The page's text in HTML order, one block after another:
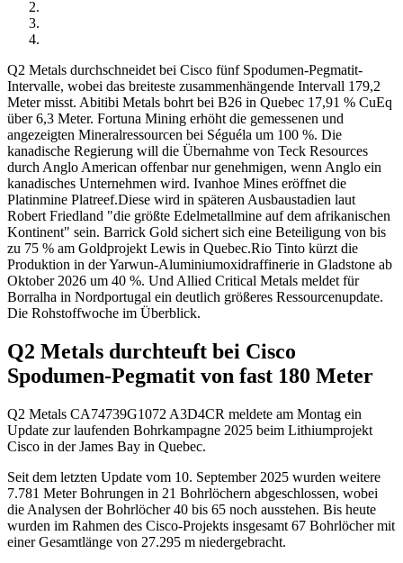
Q2 Metals durchschneidet bei Cisco fünf Spodumen-Pegmatit-
Intervalle, wobei das breiteste zusammenhängende Intervall 179,2
Meter misst. Abitibi Metals bohrt bei B26 in Quebec 17,91 % CuEq
über 6,3 Meter. Fortuna Mining erhöht die gemessenen und
angezeigten Mineralressourcen bei Séguéla um 100 %. Die
kanadische Regierung will die Übernahme von Teck Resources
durch Anglo American offenbar nur genehmigen, wenn Anglo ein
kanadisches Unternehmen wird. Ivanhoe Mines eröffnet die
Platinmine Platreef.Diese wird in späteren Ausbaustadien laut
Robert Friedland "die größte Edelmetallmine auf dem afrikanischen
Kontinent" sein. Barrick Gold sichert sich eine Beteiligung von bis
zu 75 % am Goldprojekt Lewis in Quebec.Rio Tinto kürzt die
Produktion in der Yarwun-Aluminiumoxidraffinerie in Gladstone ab
Oktober 2026 um 40 %. Und Allied Critical Metals meldet für
Borralha in Nordportugal ein deutlich größeres Ressourcenupdate.
Die Rohstoffwoche im Überblick.
Q2 Metals durchteuft bei Cisco
Spodumen-Pegmatit von fast 180 Meter
Q2 Metals CA74739G1072 A3D4CR meldete am Montag ein
Update zur laufenden Bohrkampagne 2025 beim Lithiumprojekt
Cisco ​​in der James Bay in Quebec.
Seit dem letzten Update vom 10. September 2025 wurden weitere
7.781 Meter Bohrungen in 21 Bohrlöchern abgeschlossen, wobei
die Analysen der Bohrlöcher 40 bis 65 noch ausstehen. Bis heute
wurden im Rahmen des Cisco-Projekts insgesamt 67 Bohrlöcher mit
einer Gesamtlänge von 27.295 m niedergebracht.